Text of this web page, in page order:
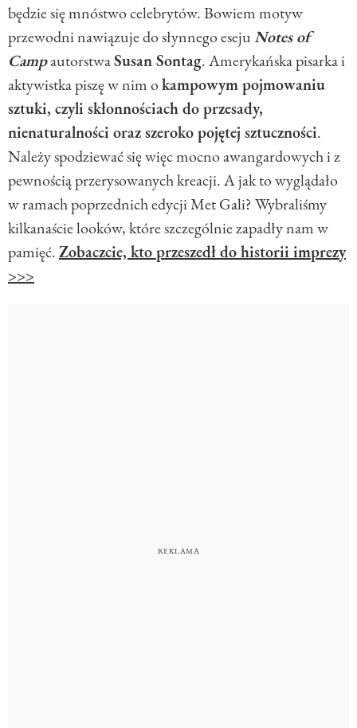
będzie się mnóstwo celebrytów. Bowiem motyw
przewodni nawiązuje do słynnego eseju Notes of
CampautorstwaSusan Sontag. Amerykańska pisarka i
aktywistka piszę w nim okampowym pojmowaniu
sztuki, czyli skłonnościach do przesady,
nienaturalności oraz szeroko pojętej sztuczności.
Należy spodziewać się więc mocno awangardowych i z
pewnością przerysowanych kreacji. A jak to wyglądało
w ramach poprzednich edycji Met Gali? Wybraliśmy
kilkanaście looków, które szczególnie zapadły nam w
pamięć.Zobaczcie, kto przeszedł do historii imprezy
>>>